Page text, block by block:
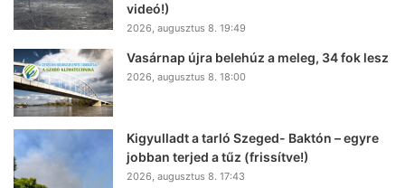
videó!)
2026, augusztus 8. 19:49
Vasárnap újra belehúz a meleg, 34 fok lesz
2026, augusztus 8. 18:00
Kigyulladt a tarló Szeged- Baktón – egyre
jobban terjed a tűz (frissítve!)
2026, augusztus 8. 17:43